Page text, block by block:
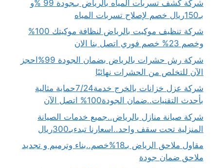
شركة كشف تسربات المياه بالرياض بـجودة 99 %و
بـ150ريال خصم لإصلاح تسربات المياه
شركة تنظيف موكيت بالرياض لنظافة موكيتك 100%
وخصم 23% خصم فوري اتصل بنا الان
شركة رش حشرات بالرياض بضمان الجودة 99%احجز
الآن للتخلص من الحشرات نهائيًا
شركة عزل خزانات بالخرج خدمة7/24حماية مثالية
بأحدث التقنيات..ضمان الجودة100% اتصل الآن
شركة صيانة منازل بالرياض..جميع خدمات الصيانة
المنزلية تحت سقف واحد..اسعارنا تبدءبـ300ريال
مقاول ملاحق الرياض بـ18%خصم..بناء وترميم و تجديد
ملاحق ضمان جودة